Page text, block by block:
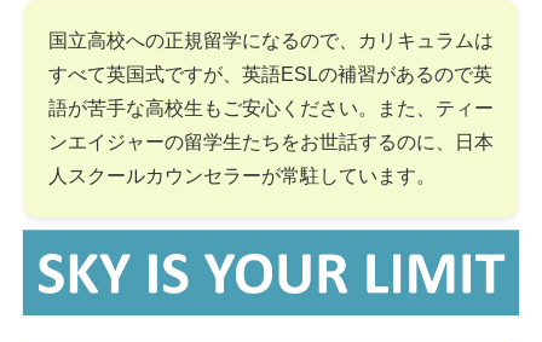
国立高校への正規留学になるので、カリキュラムは
すべて英国式ですが、英語ESLの補習があるので英
語が苦手な高校生もご安心ください。また、ティー
ンエイジャーの留学生たちをお世話するのに、日本
人スクールカウンセラーが常駐しています。